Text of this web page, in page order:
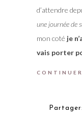
d’attendre
une journée de
mon coté je
vais porter
Partager: